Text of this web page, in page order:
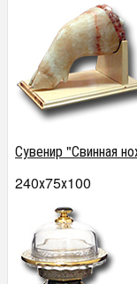
Сувенир "Свинная
240х75х100